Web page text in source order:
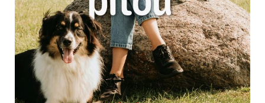
AUTEURS
À PROPOS
CONTACT